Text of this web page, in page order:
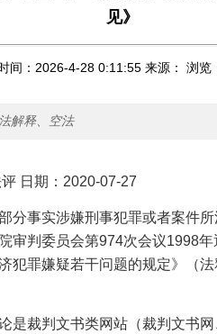
见》
间：2026-4-28 0:11:55 来源： 浏览
解释、空法
日期： 2020-07-27
分事实涉嫌刑事犯罪或者案件
审判委员会第974次会议1998年
犯罪嫌疑若干问题的规定》（法
是裁判文书类网站（裁判文书